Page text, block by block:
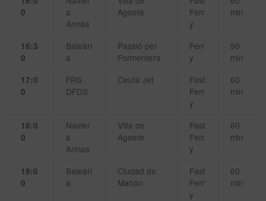
0
a
Armas
Agaete
Ferr
y
min
16:3
0
Baleàri
a
Passió per
Formentera
Ferr
y
90
min
17:0
0
FRS
DFDS
Ceuta Jet
Fast
Ferr
y
60
min
18:0
0
Navier
a
Armas
Villa de
Agaete
Fast
Ferr
y
60
min
19:0
0
Baleàri
a
Ciudad de
Mahón
Fast
Ferr
y
60
min